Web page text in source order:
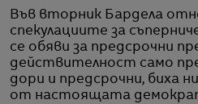
Във вторник Бардела
спекулациите за
се обяви за предсрочни
действителност само
дори и предсрочни, биха
от настоящата